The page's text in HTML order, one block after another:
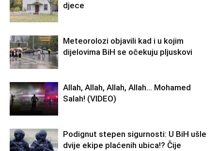
djece
Meteorolozi objavili kad i u kojim
dijelovima BiH se očekuju pljuskovi
Allah, Allah, Allah, Allah… Mohamed
Salah! (VIDEO)
Podignut stepen sigurnosti: U BiH ušle
dvije ekipe plaćenih ubica!? Čije